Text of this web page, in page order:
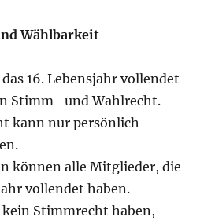
Wählbarkeit
16. Lebensjahr vollendet
Stimm- und Wahlrecht.
kann nur persönlich
können alle Mitglieder, die
vollendet haben.
Stimmrecht haben,